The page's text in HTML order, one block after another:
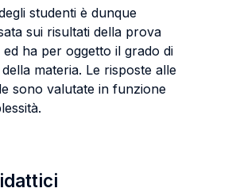
studenti è dunque
sui risultati della prova
ed ha per oggetto il grado di
materia. Le risposte alle
sono valutate in funzione